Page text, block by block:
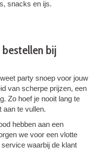
snacks en ijs.
bij
party snoep voor jouw
van scherpe prijzen, een
Zo hoef je nooit lang te
aan te vullen.
hebben aan een
we voor een vlotte
waarbij de klant